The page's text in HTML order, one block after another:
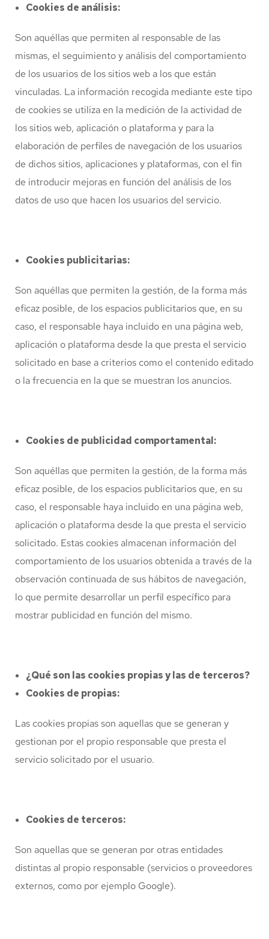
Cookies de análisis:
Son aquéllas que permiten al responsable de las
mismas, el seguimiento y análisis del comportamiento
de los usuarios de los sitios web a los que están
vinculadas. La información recogida mediante este tipo
de cookies se utiliza en la medición de la actividad de
los sitios web, aplicación o plataforma y para la
elaboración de perfiles de navegación de los usuarios
de dichos sitios, aplicaciones y plataformas, con el fin
de introducir mejoras en función del análisis de los
datos de uso que hacen los usuarios del servicio.
Cookies publicitarias:
Son aquéllas que permiten la gestión, de la forma más
eficaz posible, de los espacios publicitarios que, en su
caso, el responsable haya incluido en una página web,
aplicación o plataforma desde la que presta el servicio
solicitado en base a criterios como el contenido editado
o la frecuencia en la que se muestran los anuncios.
Cookies de publicidad comportamental:
Son aquéllas que permiten la gestión, de la forma más
eficaz posible, de los espacios publicitarios que, en su
caso, el responsable haya incluido en una página web,
aplicación o plataforma desde la que presta el servicio
solicitado. Estas cookies almacenan información del
comportamiento de los usuarios obtenida a través de la
observación continuada de sus hábitos de navegación,
lo que permite desarrollar un perfil específico para
mostrar publicidad en función del mismo.
¿Qué son las cookies propias y las de terceros?
Cookies de propias:
Las cookies propias son aquellas que se generan y
gestionan por el propio responsable que presta el
servicio solicitado por el usuario.
Cookies de terceros:
Son aquellas que se generan por otras entidades
distintas al propio responsable (servicios o proveedores
externos, como por ejemplo Google).